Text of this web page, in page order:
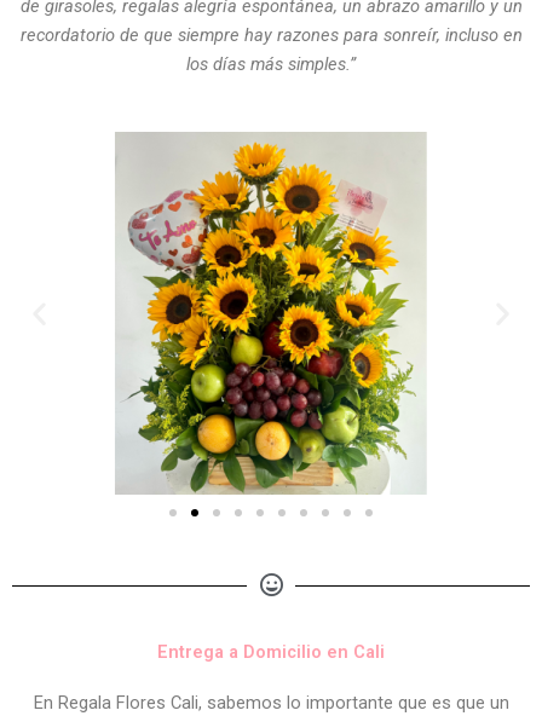
de girasoles, regalas alegría espontánea, un abrazo amarillo y un
recordatorio de que siempre hay razones para sonreír, incluso en
los días más simples.”
Entrega a Domicilio en Cali
En Regala Flores Cali, sabemos lo importante que es que un